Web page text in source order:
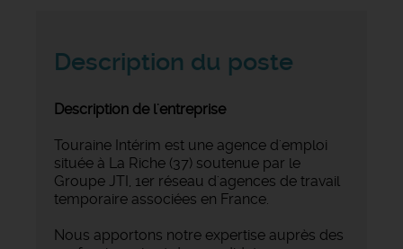
Description du poste
Description de l'entreprise
Touraine Intérim est une agence d'emploi
située à La Riche (37) soutenue par le
Groupe JTI, 1er réseau d'agences de travail
temporaire associées en France.
Nous apportons notre expertise auprès des